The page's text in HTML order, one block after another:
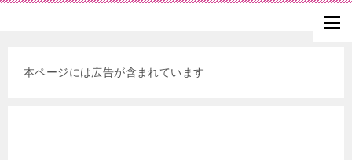
本ページには広告が含まれています